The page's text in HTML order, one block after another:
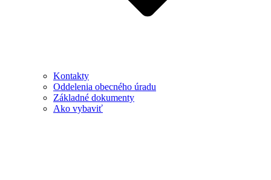
Kontakty
Oddelenia obecného úradu
Základné dokumenty
Ako vybaviť